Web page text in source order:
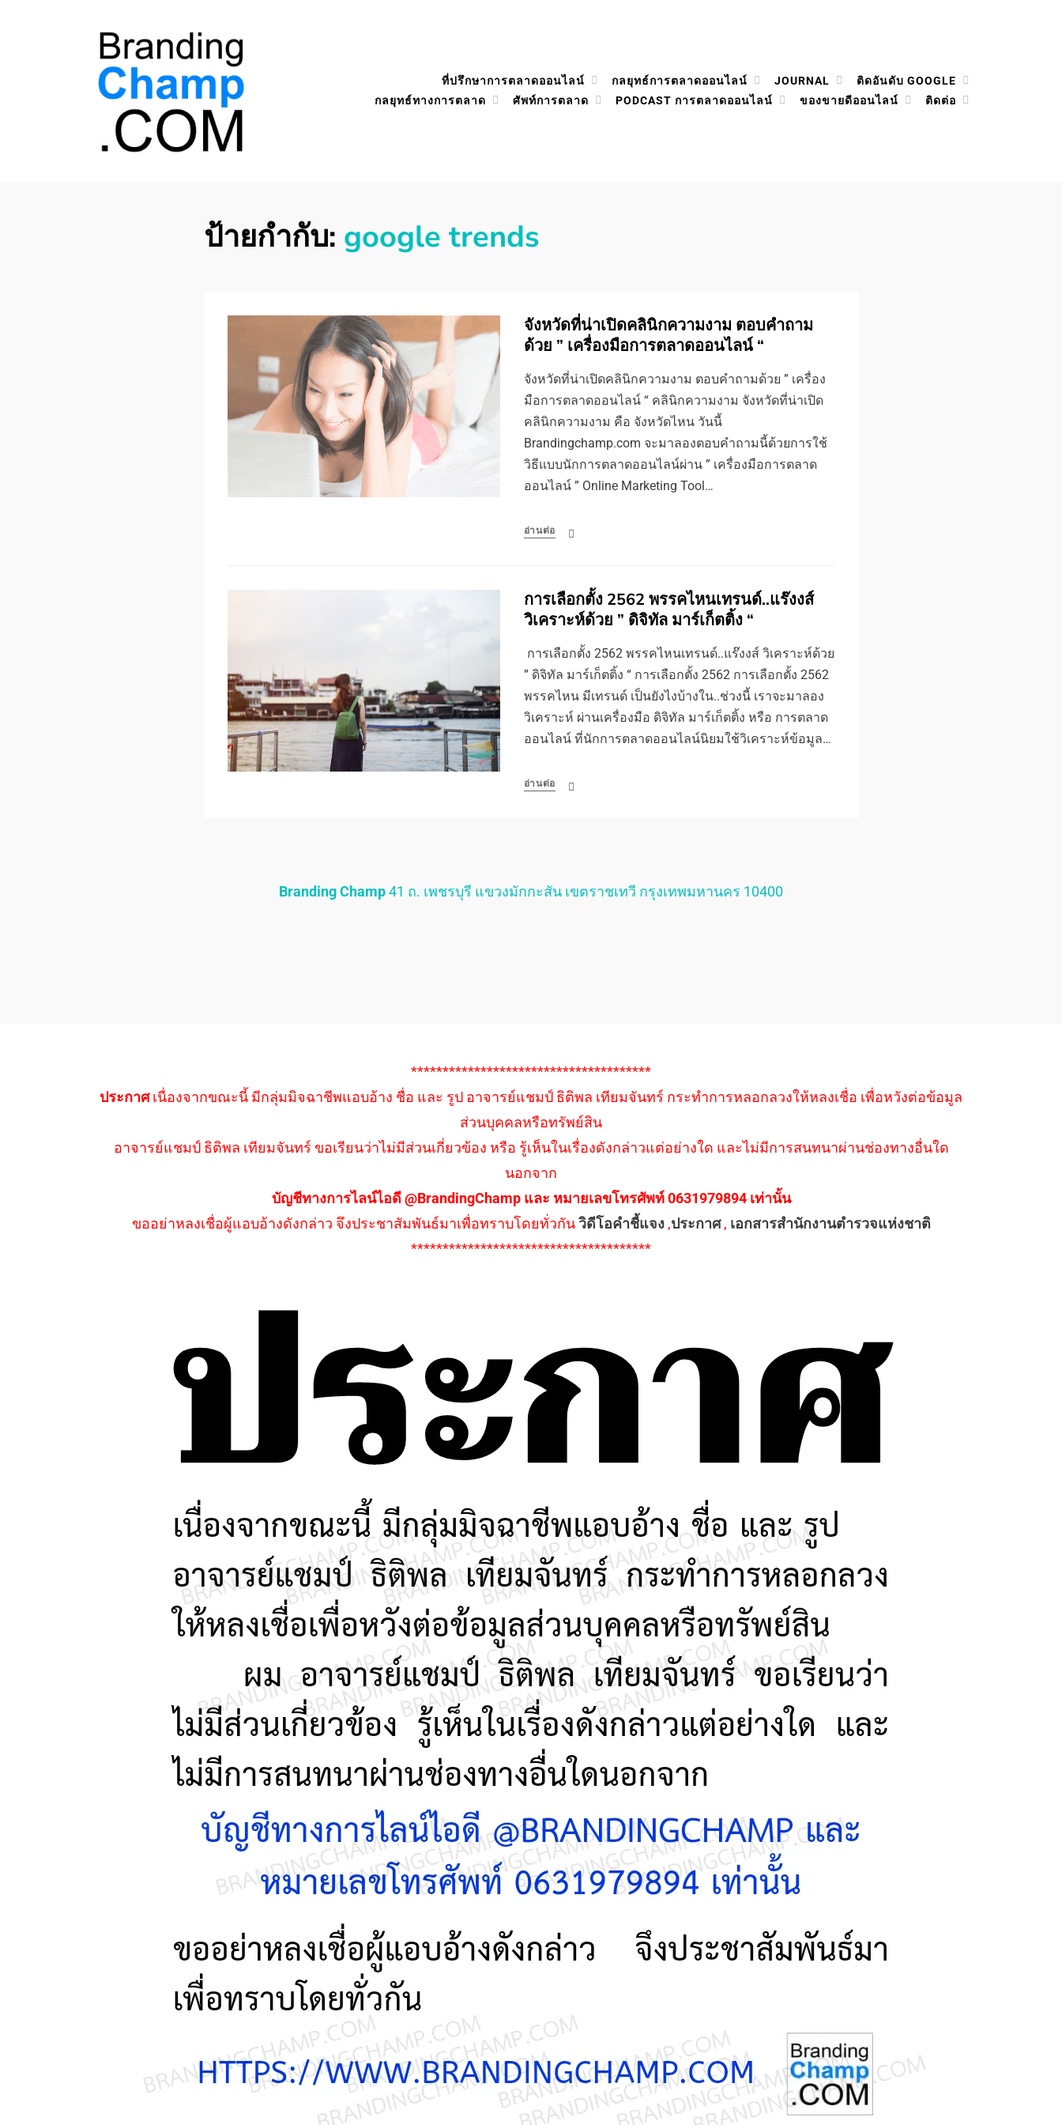
ที่ปรึกษาการตลาดออนไลน์ กลยุทธ์การตลาดออนไลน์ JOURNAL
ติดอันดับ GOOGLE
กลยุทธ์ทางการตลาด
ศัพท์การตลาด PODCAST การตลาดออนไลน์ ของขายดีออนไลน์ ติดต่อ
ป้ายกำกับ: google trends
จังหวัดที่น่าเปิดคลินิกความงาม ตอบคำถาม
ด้วย ” เครื่องมือการตลาดออนไลน์ “
จังหวัดที่น่าเปิดคลินิกความงาม ตอบคำถามด้วย ” เครื่อง
มือการตลาดออนไลน์ “ คลินิกความงาม จังหวัดที่น่าเปิด
คลินิกความงาม คือ จังหวัดไหน วันนี้
Brandingchamp.com จะมาลองตอบคำถามนี้ด้วยการใช้
วิธีแบบนักการตลาดออนไลน์ผ่าน ” เครื่องมือการตลาด
ออนไลน์ ” Online Marketing Tool…
อ่านต่อ
การเลือกตั้ง 2562 พรรคไหนเทรนด์..แร๊งงส์
วิเคราะห์ด้วย ” ดิจิทัล มาร์เก็ตติ้ง “
การเลือกตั้ง 2562 พรรคไหนเทรนด์..แร๊งงส์ วิเคราะห์ด้วย
” ดิจิทัล มาร์เก็ตติ้ง “ การเลือกตั้ง 2562 การเลือกตั้ง 2562
พรรคไหน มีเทรนด์ เป็นยังไงบ้างใน..ช่วงนี้ เราจะมาลอง
วิเคราะห์ ผ่านเครื่องมือ ดิจิทัล มาร์เก็ตติ้ง หรือ การตลาด
ออนไลน์ ที่นักการตลาดออนไลน์นิยมใช้วิเคราะห์ข้อมูล…
อ่านต่อ
Branding Champ41 ถ. เพชรบุรี แขวงมักกะสัน เขตราชเทวี กรุงเทพมหานคร 10400
**************************************
ประกาศเนื่องจากขณะนี้ มีกลุ่มมิจฉาชีพแอบอ้าง ชื่อ และ รูป อาจารย์แชมป์ ธิติพล เทียมจันทร์ กระทำการหลอกลวงให้หลงเชื่อ เพื่อหวังต่อข้อมูล
ส่วนบุคคลหรือทรัพย์สิน
อาจารย์แชมป์ ธิติพล เทียมจันทร์ ขอเรียนว่าไม่มีส่วนเกี่ยวข้อง หรือ รู้เห็นในเรื่องดังกล่าวแต่อย่างใด และไม่มีการสนทนาผ่านช่องทางอื่นใด
นอกจาก
บัญชีทางการไลน์ไอดี @BrandingChamp และ หมายเลขโทรศัพท์ 0631979894 เท่านั้น
ขออย่าหลงเชื่อผู้แอบอ้างดังกล่าว จึงประชาสัมพันธ์มาเพื่อทราบโดยทั่วกันวิดีโอคำชี้แจง,ประกาศ, เอกสารสำนักงานตำรวจแห่งชาติ
**************************************